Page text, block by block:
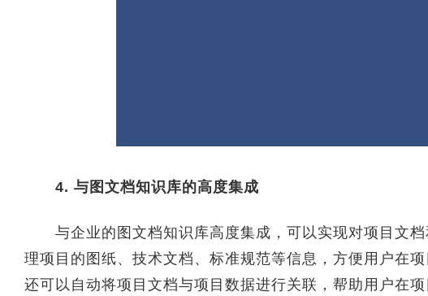
4. 与图文档知识库的高度集成
与企业的图文档知识库高度集成，可以实现对项目文档
理项目的图纸、技术文档、标准规范等信息，方便用户在
还可以自动将项目文档与项目数据进行关联，帮助用户在